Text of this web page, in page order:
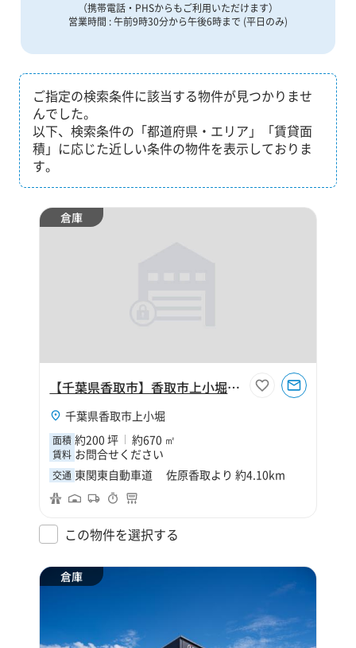
（携帯電話・PHSからもご利用いただけます）
営業時間 : 午前9時30分から午後6時まで (平日のみ)
ご指定の検索条件に該当する物件が見つかりませ
んでした。
以下、検索条件の「都道府県・エリア」「賃貸面
積」に応じた近しい条件の物件を表示しておりま
す。
倉庫
【千葉県香取市】香取市上小堀200坪倉庫
千葉県香取市上小堀
面積 約200 坪 約670 ㎡
賃料 お問合せください
交通 東関東自動車道 佐原香取より 約4.10km
この物件を選択する
倉庫